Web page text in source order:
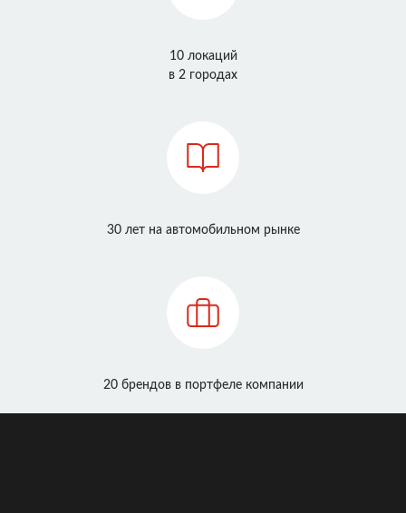
10 локаций
в 2 городах
30 лет на автомобильном рынке
20 брендов в портфеле компании